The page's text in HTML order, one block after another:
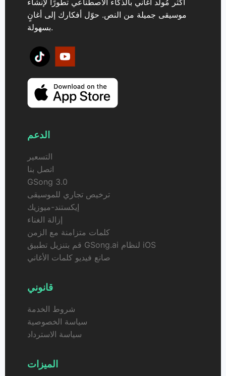
أكثر مُولِّد أغاني بالذكاء الاصطناعي تطورًا لإنشاء
موسيقى جميلة من النص. حوّل أفكارك إلى أغانٍ
بسهولة.
الدعم
التسعير
اتصل بنا
GSong 3.0
ترخيص تجاري للموسيقى
إيكستند-ميوزيك
إزالة الغناء
كلمات متزامنة مع الزمن
قم بتنزيل تطبيق GSong.ai لنظام iOS
صانع فيديو كلمات الأغاني
قانوني
شروط الخدمة
سياسة الخصوصية
سياسة الاسترداد
الميزات